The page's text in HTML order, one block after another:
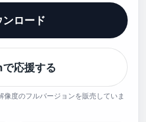
ンロード
応援する
度のフルバージョンを販売していま